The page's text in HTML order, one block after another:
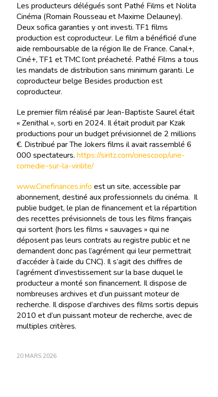
Les producteurs délégués sont Pathé Films et Nolita
Cinéma (Romain Rousseau et Maxime Delauney).
Deux sofica garanties y ont investi. TF1 films
production est coproducteur. Le film a bénéficié d’une
aide remboursable de la région Ile de France. Canal+,
Ciné+, TF1 et TMC l’ont préacheté. Pathé Films a tous
les mandats de distribution sans minimum garanti. Le
coproducteur belge Besides production est
coproducteur.
Le premier film réalisé par Jean-Baptiste Saurel était
« Zenithal », sorti en 2024. Il était produit par Kzak
productions pour un budget prévisionnel de 2 millions
€. Distribué par The Jokers films il avait rassemblé 6
000 spectateurs. https://siritz.com/cinescoop/une-
comedie-sur-la-virilite/
www.Cinefinances.info est un site, accessible par
abonnement, destiné aux professionnels du cinéma. Il
publie budget, le plan de financement et la répartition
des recettes prévisionnels de tous les films français
qui sortent (hors les films « sauvages » qui ne
déposent pas leurs contrats au registre public et ne
demandent donc pas l’agrément qui leur permettrait
d’accéder à l’aide du CNC). Il s’agit des chiffres de
l’agrément d’investissement sur la base duquel le
producteur a monté son financement. Il dispose de
nombreuses archives et d’un puissant moteur de
recherche. Il dispose d’archives des films sortis depuis
2010 et d’un puissant moteur de recherche, avec de
multiples critères.
20 MARS 2026